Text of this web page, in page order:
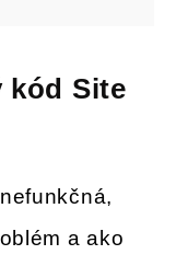
Site
nefunkčná,
a ako